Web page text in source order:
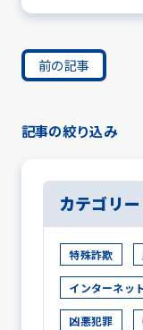
前の記事
記事の絞り込み
カテゴリー
特殊詐欺
インターネッ
凶悪犯罪